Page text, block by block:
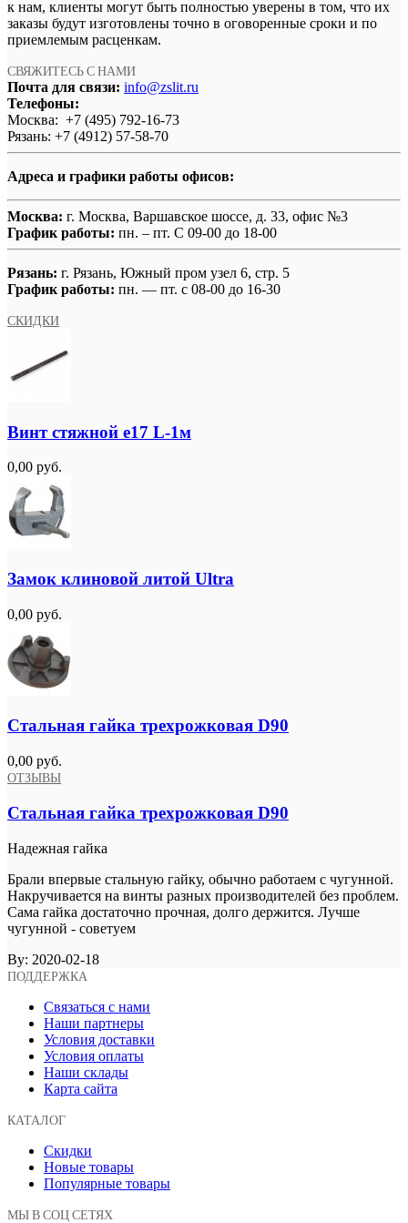
к нам, клиенты могут быть полностью уверены в том, что их
заказы будут изготовлены точно в оговоренные сроки и по
приемлемым расценкам.
СВЯЖИТЕСЬ С НАМИ
Почта для связи: info@zslit.ru
Телефоны:
Москва: +7 (495) 792-16-73
Рязань: +7 (4912) 57-58-70
Адреса и графики работы офисов:
Москва: г. Москва, Варшавское шоссе, д. 33, офис №3
График работы: пн. – пт. С 09-00 до 18-00
Рязань: г. Рязань, Южный пром узел 6, стр. 5
График работы: пн. — пт. с 08-00 до 16-30
СКИДКИ
Винт стяжной e17 L-1м
0,00 руб.
Замок клиновой литой Ultra
0,00 руб.
Стальная гайка трехрожковая D90
0,00 руб.
ОТЗЫВЫ
Стальная гайка трехрожковая D90
Надежная гайка
Брали впервые стальную гайку, обычно работаем с чугунной.
Накручивается на винты разных производителей без проблем.
Сама гайка достаточно прочная, долго держится. Лучше
чугунной - советуем
By: 2020-02-18
ПОДДЕРЖКА
Связаться с нами
Наши партнеры
Условия доставки
Условия оплаты
Наши склады
Карта сайта
КАТАЛОГ
Скидки
Новые товары
Популярные товары
МЫ В СОЦ СЕТЯХ